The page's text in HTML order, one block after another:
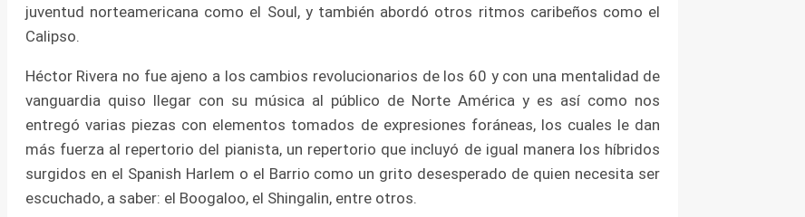
juventud norteamericana como el Soul, y también abordó otros ritmos caribeños como el
Calipso.
Héctor Rivera no fue ajeno a los cambios revolucionarios de los 60 y con una mentalidad de
vanguardia quiso llegar con su música al público de Norte América y es así como nos
entregó varias piezas con elementos tomados de expresiones foráneas, los cuales le dan
más fuerza al repertorio del pianista, un repertorio que incluyó de igual manera los híbridos
surgidos en el Spanish Harlem o el Barrio como un grito desesperado de quien necesita ser
escuchado, a saber: el Boogaloo, el Shingalin, entre otros.